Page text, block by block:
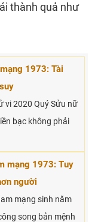
thành quả như
1973: Tài
vi 2020 Quý Sửu nữ
bạc không phải
mạng 1973: Tuy
người
mạng sinh năm
song bản mệnh